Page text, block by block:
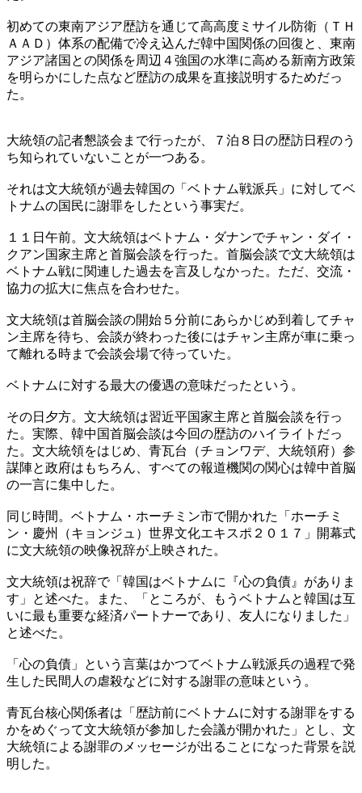
初めての東南アジア歴訪を通じて高高度ミサイル防衛（ＴＨ
ＡＡＤ）体系の配備で冷え込んだ韓中国関係の回復と、東南
アジア諸国との関係を周辺４強国の水準に高める新南方政策
を明らかにした点など歴訪の成果を直接説明するためだっ
た。
大統領の記者懇談会まで行ったが、７泊８日の歴訪日程のう
ち知られていないことが一つある。
それは文大統領が過去韓国の「ベトナム戦派兵」に対してベ
トナムの国民に謝罪をしたという事実だ。
１１日午前。文大統領はベトナム・ダナンでチャン・ダイ・
クアン国家主席と首脳会談を行った。首脳会談で文大統領は
ベトナム戦に関連した過去を言及しなかった。ただ、交流・
協力の拡大に焦点を合わせた。
文大統領は首脳会談の開始５分前にあらかじめ到着してチャ
ン主席を待ち、会談が終わった後にはチャン主席が車に乗っ
て離れる時まで会談会場で待っていた。
ベトナムに対する最大の優遇の意味だったという。
その日夕方。文大統領は習近平国家主席と首脳会談を行っ
た。実際、韓中国首脳会談は今回の歴訪のハイライトだっ
た。文大統領をはじめ、青瓦台（チョンワデ、大統領府）参
謀陣と政府はもちろん、すべての報道機関の関心は韓中首脳
の一言に集中した。
同じ時間。ベトナム・ホーチミン市で開かれた「ホーチミ
ン・慶州（キョンジュ）世界文化エキスポ２０１７」開幕式
に文大統領の映像祝辞が上映された。
文大統領は祝辞で「韓国はベトナムに『心の負債』がありま
す」と述べた。また、「ところが、もうベトナムと韓国は互
いに最も重要な経済パートナーであり、友人になりました」
と述べた。
「心の負債」という言葉はかつてベトナム戦派兵の過程で発
生した民間人の虐殺などに対する謝罪の意味という。
青瓦台核心関係者は「歴訪前にベトナムに対する謝罪をする
かをめぐって文大統領が参加した会議が開かれた」とし、文
大統領による謝罪のメッセージが出ることになった背景を説
明した。